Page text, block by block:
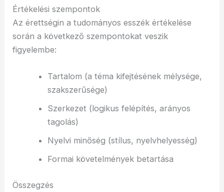
Értékelési szempontok
Az érettségin a tudományos esszék értékelése
során a következő szempontokat veszik
figyelembe:
Tartalom (a téma kifejtésének mélysége,
szakszerűsége)
Szerkezet (logikus felépítés, arányos
tagolás)
Nyelvi minőség (stílus, nyelvhelyesség)
Formai követelmények betartása
Összegzés